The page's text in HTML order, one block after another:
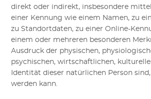
direkt oder indirekt, insbesondere
einer Kennung wie einem Namen, zu
zu Standortdaten, zu einer Online-
einem oder mehreren besonderen
Ausdruck der physischen,
psychischen,wirtschaftlichen,
Identität dieser natürlichen Person
werden kann.